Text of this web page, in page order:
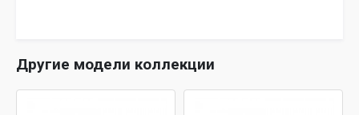
Другие модели коллекции